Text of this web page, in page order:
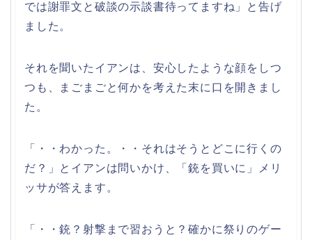
では謝罪文と破談の示談書待ってますね」と告げ
ました。
それを聞いたイアンは、安心したような顔をしつ
つも、まごまごと何かを考えた末に口を開きまし
た。
「・・わかった。・・それはそうとどこに行くの
だ？」とイアンは問いかけ、「銃を買いに」メリ
ッサが答えます。
「・・銃？射撃まで習おうと？確かに祭りのゲー